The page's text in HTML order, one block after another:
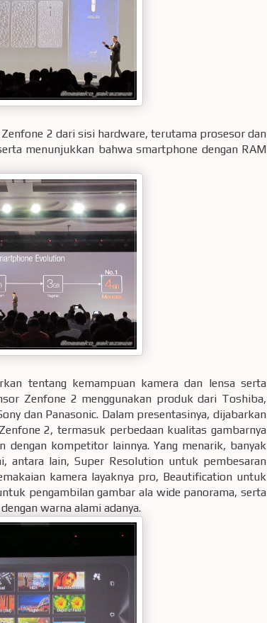
2 dari sisi hardware, terutama prosesor dan
menunjukkan bahwa smartphone dengan RAM
tentang kemampuan kamera dan lensa serta
Zenfone 2 menggunakan produk dari Toshiba,
dan Panasonic. Dalam presentasinya, dijabarkan
2, termasuk perbedaan kualitas gambarnya
kompetitor lainnya. Yang menarik, banyak
antara lain, Super Resolution untuk pembesaran
kamera layaknya pro, Beautification untuk
pengambilan gambar ala wide panorama, serta
warna alami adanya.